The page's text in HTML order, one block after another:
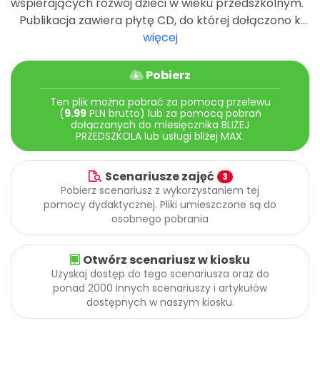
Pomoc
Promocje
wspierających rozwój dzieci w wieku przedszkolnym.
Publikacja zawiera płytę CD, do której dołączono k...
więcej
Pobierz
Ten plik można pobrać za pomocą przelewu
(9.99PLN brutto) lub za pomocą pobrań
dołączanych do miesięcznika BLIŻEJ
PRZEDSZKOLA lub usługi bliżej MAX.
Scenariusze zajęć 3
Pobierz scenariusz z wykorzystaniem tej
pomocy dydaktycznej. Pliki umieszczone są do
osobnego pobrania
Otwórz scenariusz w kiosku
Uzyskaj dostęp do tego scenariusza oraz do
ponad 2000 innych scenariuszy i artykułów
dostępnych w naszym kiosku.